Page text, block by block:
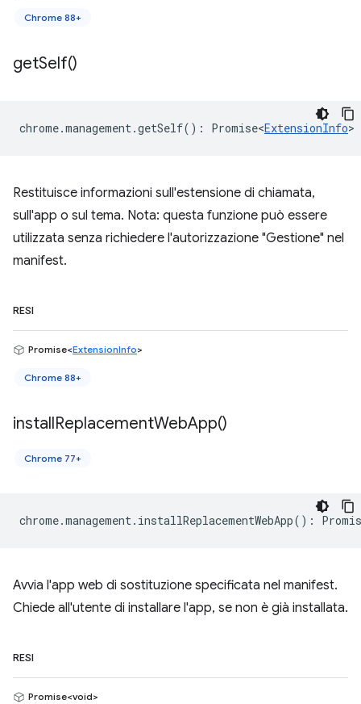
Chrome 88+
getSelf()
chrome.management.getSelf() : Promise<ExtensionInfo>
Restituisce informazioni sull'estensione di chiamata,
sull'app o sul tema. Nota: questa funzione può essere
utilizzata senza richiedere l'autorizzazione "Gestione" nel
manifest.
RESI
Promise<ExtensionInfo>
Chrome 88+
installReplacementWebApp()
Chrome 77+
chrome.management. installReplacementWebApp() :
Avvia l'app web di sostituzione specificata nel manifest.
Chiede all'utente di installare l'app, se non è già installata.
RESI
Promise<void>